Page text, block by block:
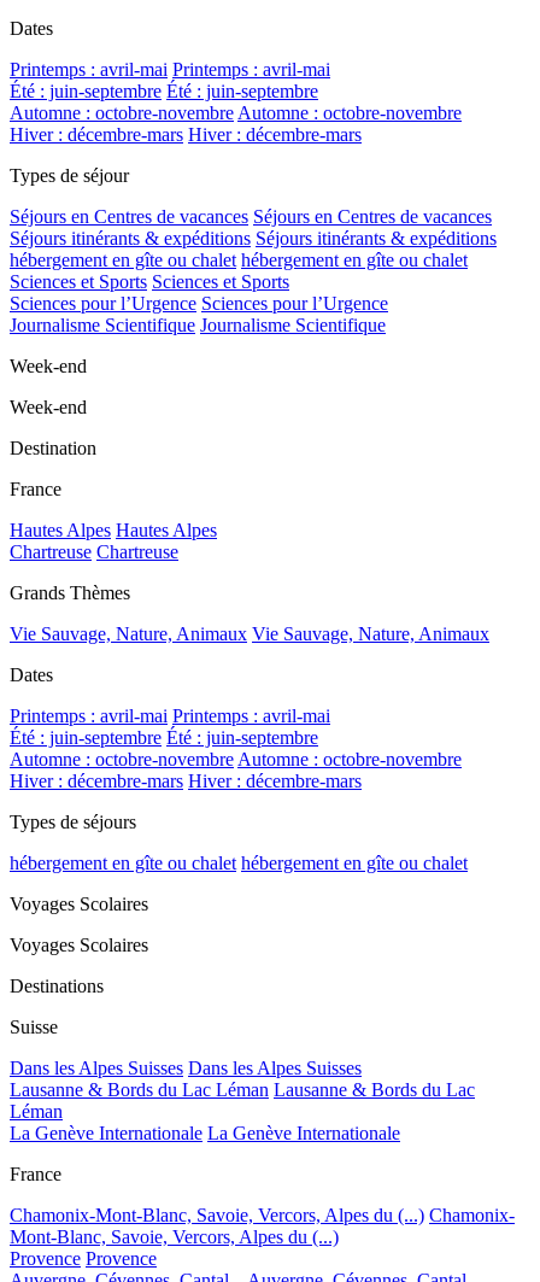
Dates
Printemps : avril-mai Printemps : avril-mai
Été : juin-septembre Été : juin-septembre
Automne : octobre-novembreAutomne : octobre-novembre
Hiver : décembre-mars Hiver : décembre-mars
Types de séjour
Séjours en Centres de vacances Séjours en Centres de vacances
Séjours itinérants & expéditions Séjours itinérants & expéditions
hébergement en gîte ou chalet hébergement en gîte ou chalet
Sciences et Sports Sciences et Sports
Sciences pour l’Urgence Sciences pour l’Urgence
Journalisme Scientifique Journalisme Scientifique
Week-end
Week-end
Destination
France
Hautes Alpes Hautes Alpes
Chartreuse Chartreuse
Grands Thèmes
Vie Sauvage, Nature, Animaux Vie Sauvage, Nature, Animaux
Dates
Printemps : avril-mai Printemps : avril-mai
Été : juin-septembre Été : juin-septembre
Automne : octobre-novembreAutomne : octobre-novembre
Hiver : décembre-mars Hiver : décembre-mars
Types de séjours
hébergement en gîte ou chalet hébergement en gîte ou chalet
Voyages Scolaires
Voyages Scolaires
Destinations
Suisse
Dans les Alpes Suisses Dans les Alpes Suisses
Lausanne & Bords du Lac Léman Lausanne & Bords du Lac
Léman
La Genève Internationale La Genève Internationale
France
Chamonix-Mont-Blanc, Savoie, Vercors, Alpes du (...) Chamonix-
Mont-Blanc, Savoie, Vercors, Alpes du (...)
Provence Provence